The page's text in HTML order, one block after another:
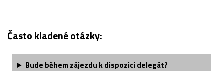
Často kladené otázky:
Bude během zájezdu k dispozici delegát?